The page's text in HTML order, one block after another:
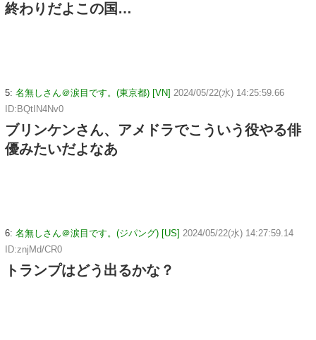
終わりだよこの国…
5: 名無しさん＠涙目です。(東京都) [VN] 2024/05/22(水) 14:25:59.66
ID:BQtIN4Nv0
ブリンケンさん、アメドラでこういう役やる俳
優みたいだよなあ
6: 名無しさん＠涙目です。(ジパング) [US] 2024/05/22(水) 14:27:59.14
ID:znjMd/CR0
トランプはどう出るかな？